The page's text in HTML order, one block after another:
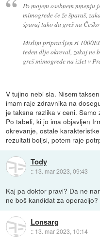
Po mojem osebnem mnenju
mimogrede če že šparaš,
šparaj tako da greš na
Mislim pripravljen si
teden dlje okreval, zakaj ne
greš mimogrede na izlet v
V tujino nebi sla. Nisem
imam raje zdravnika na
je taksna razlika v ceni. Samo
Po tabeli, ki jo ima objavljen
okrevanje, ostale
rezultati boljsi, potem raje
Tody
:: 13. mar 2023, 09:43
Kaj pa doktor pravi? Da ne
ne boš kandidat za operacijo?
Lonsarg
:: 13. mar 2023, 10:14